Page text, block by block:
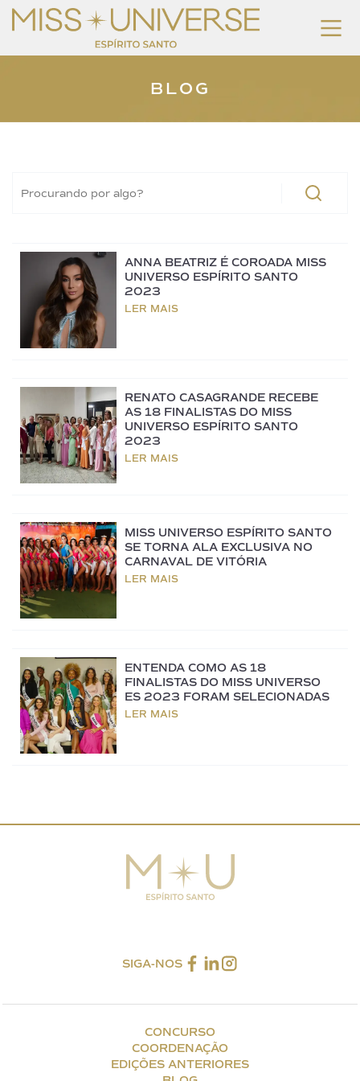
BLOG
ANNA BEATRIZ É COROADA MISS
UNIVERSO ESPÍRITO SANTO
2023
LER MAIS
RENATO CASAGRANDE RECEBE
AS 18 FINALISTAS DO MISS
UNIVERSO ESPÍRITO SANTO
2023
LER MAIS
MISS UNIVERSO ESPÍRITO SANTO
SE TORNA ALA EXCLUSIVA NO
CARNAVAL DE VITÓRIA
LER MAIS
ENTENDA COMO AS 18
FINALISTAS DO MISS UNIVERSO
ES 2023 FORAM SELECIONADAS
LER MAIS
SIGA-NOS
CONCURSO
COORDENAÇÃO
EDIÇÕES ANTERIORES